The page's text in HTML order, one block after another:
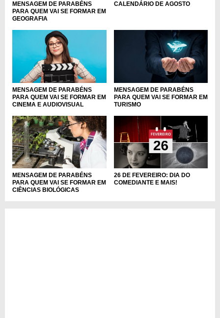
MENSAGEM DE PARABÉNS
PARA QUEM VAI SE FORMAR EM
GEOGRAFIA
CALENDÁRIO DE AGOSTO
MENSAGEM DE PARABÉNS
PARA QUEM VAI SE FORMAR EM
CINEMA E AUDIOVISUAL
MENSAGEM DE PARABÉNS
PARA QUEM VAI SE FORMAR EM
TURISMO
MENSAGEM DE PARABÉNS
PARA QUEM VAI SE FORMAR EM
CIÊNCIAS BIOLÓGICAS
26 DE FEVEREIRO: DIA DO
COMEDIANTE E MAIS!